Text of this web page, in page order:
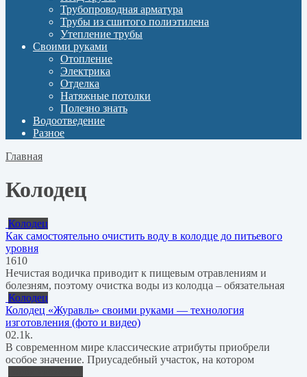
Трубопроводная арматура
Трубы из сшитого полиэтилена
Утепление трубы
Своими руками
Отопление
Электрика
Отделка
Натяжные потолки
Полезно знать
Водоотведение
Разное
Главная
Колодец
Колодец
Как самостоятельно очистить воду в колодце до питьевого
уровня
1610
Нечистая водичка приводит к пищевым отравлениям и
болезням, поэтому очистка воды из колодца – обязательная
Колодец
Колодец «Журавль» своими руками — технология
изготовления (фото и видео)
02.1k.
В современном мире классические атрибуты приобрели
особое значение. Приусадебный участок, на котором